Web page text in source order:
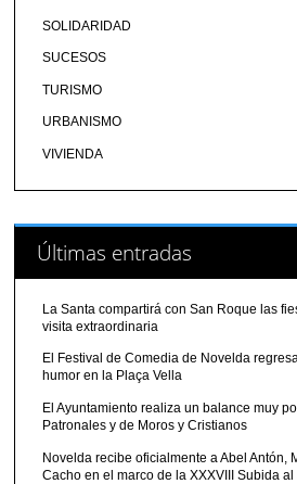
SOLIDARIDAD
SUCESOS
TURISMO
URBANISMO
VIVIENDA
Últimas entradas
La Santa compartirá con San Roque las
visita extraordinaria
El Festival de Comedia de Novelda
humor en la Plaça Vella
El Ayuntamiento realiza un balance muy
Patronales y de Moros y Cristianos
Novelda recibe oficialmente a Abel Antón,
Cacho en el marco de la XXXVIII Subida